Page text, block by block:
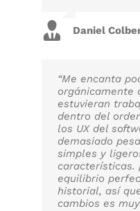
Daniel
“Me encanta
orgánicamente
estuvieran
dentro del
los UX del
demasiado
simples y
características.
equilibrio
historial, así
cambios es